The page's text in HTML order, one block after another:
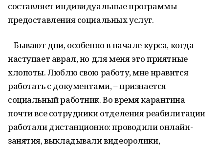
составляет индивидуальные программы
предоставления социальных услуг.
– Бывают дни, особенно в начале курса, когда
наступает аврал, но для меня это приятные
хлопоты. Люблю свою работу, мне нравится
работать с документами, – признается
социальный работник. Во время карантина
почти все сотрудники отделения реабилитации
работали дистанционно: проводили онлайн-
занятия, выкладывали видеоролики,